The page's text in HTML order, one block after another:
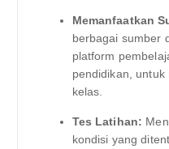
Memanfaatkan
berbagai sumber
platform
pendidikan,
kelas.
Tes Latihan:
kondisi yang